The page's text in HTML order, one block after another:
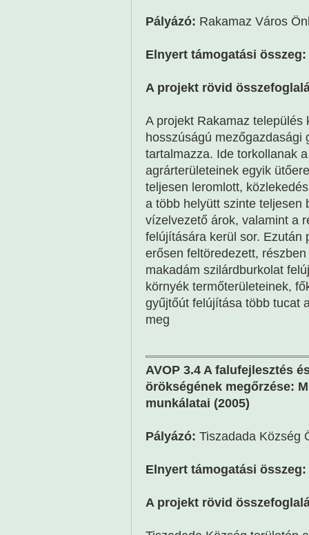
Pályázó: Rakamaz Város
Elnyert támogatási összeg:
A projekt rövid
A projekt Rakamaz
hosszúságú mezőgazdasági
tartalmazza. Ide torkollanak
agrárterületeinek egyik
teljesen leromlott,
a több helyütt szinte teljesen
vízelvezető árok, valamint a
felújítására kerül sor. Ezután
erősen feltöredezett,
makadám szilárdburkolat
környék termőterületeinek,
gyűjtőút felújítása több tucat
meg
AVOP 3.4 A falufejlesztés
örökségének megőrzése:
munkálatai (2005)
Pályázó: Tiszadada Község
Elnyert támogatási összeg:
A projekt rövid